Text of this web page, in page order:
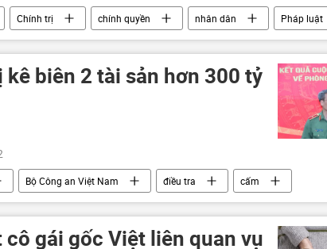
Chính trị chính quyền nhân dân
Pháp luật
biên 2 tài sản hơn 300 tỷ
Bộ Công an Việt Nam điều tra cấm
cô gái gốc Việt liên quan vụ